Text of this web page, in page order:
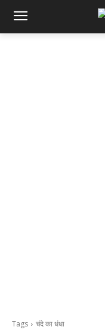
Tags चंदे का धंधा